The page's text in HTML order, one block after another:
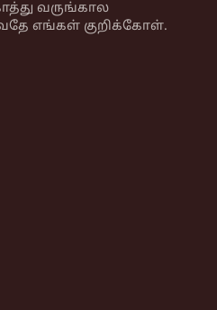
வருங்கால
எங்கள் குறிக்கோள்.